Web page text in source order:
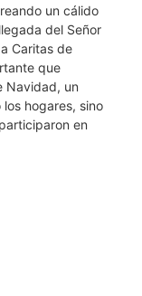
un cálido
del Señor
Caritas de
que
Navidad, un
hogares, sino
en